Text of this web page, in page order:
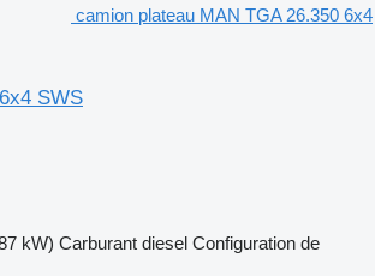
camion plateau MAN TGA 26.350 6x4
SWS
kW) Carburant diesel Configuration de